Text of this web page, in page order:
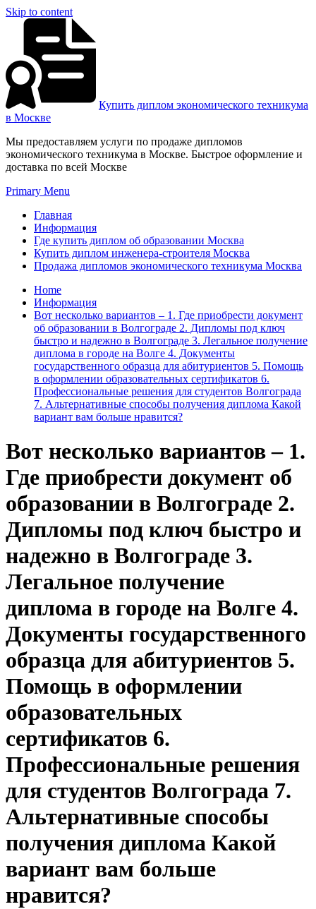
Skip to content
Купить диплом экономического техникума
в Москве
Мы предоставляем услуги по продаже дипломов
экономического техникума в Москве. Быстрое оформление и
доставка по всей Москве
Primary Menu
Главная
Информация
Где купить диплом об образовании Москва
Купить диплом инженера-строителя Москва
Продажа дипломов экономического техникума Москва
Home
Информация
Вот несколько вариантов – 1. Где приобрести документ
об образовании в Волгограде 2. Дипломы под ключ
быстро и надежно в Волгограде 3. Легальное получение
диплома в городе на Волге 4. Документы
государственного образца для абитуриентов 5. Помощь
в оформлении образовательных сертификатов 6.
Профессиональные решения для студентов Волгограда
7. Альтернативные способы получения диплома Какой
вариант вам больше нравится?
Вот несколько вариантов – 1.
Где приобрести документ об
образовании в Волгограде 2.
Дипломы под ключ быстро и
надежно в Волгограде 3.
Легальное получение
диплома в городе на Волге 4.
Документы государственного
образца для абитуриентов 5.
Помощь в оформлении
образовательных
сертификатов 6.
Профессиональные решения
для студентов Волгограда 7.
Альтернативные способы
получения диплома Какой
вариант вам больше
нравится?